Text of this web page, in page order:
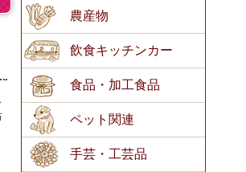
農産物
飲食キッチンカー
食品・加工食品
ペット関連
手芸・工芸品